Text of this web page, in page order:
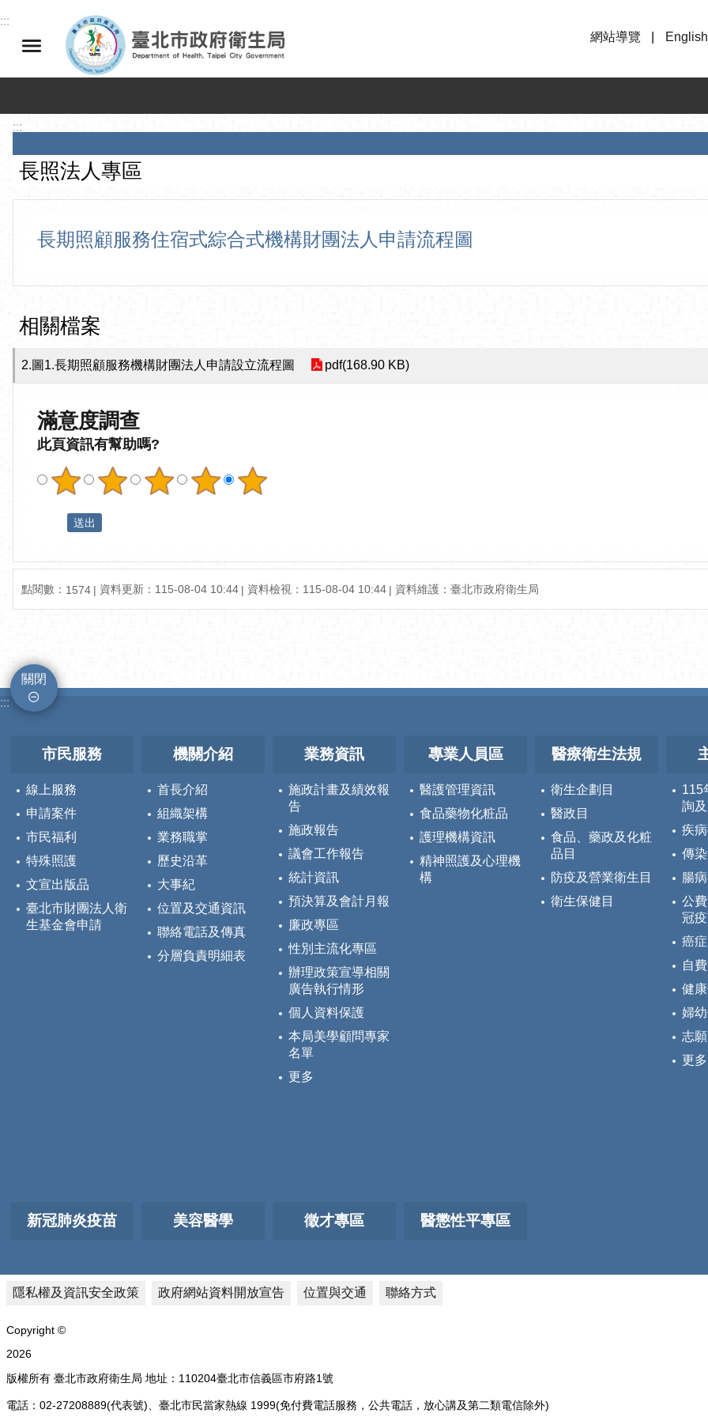
跳到主要內容區塊
:::
網站導覽
English
:::
長照法人專區
長期照顧服務住宿式綜合式機構財團法人申請流程圖
相關檔案
2.圖1.長期照顧服務機構財團法人申請設立流程圖 pdf(168.90 KB)
滿意度調查
此頁資訊有幫助嗎?
點閱數： 1574 資料更新：115-08-04 10:44 資料檢視：115-08-04 10:44 資料維護：臺北市政府衛生局
關閉
:::
市民服務
線上服務
申請案件
市民福利
特殊照護
文宣出版品
臺北市財團法人衛
生基金會申請
機關介紹
首長介紹
組織架構
業務職掌
歷史沿革
大事紀
位置及交通資訊
聯絡電話及傳真
分層負責明細表
業務資訊
施政計畫及績效報
告
施政報告
議會工作報告
統計資訊
預決算及會計月報
廉政專區
性別主流化專區
辦理政策宣導相關
廣告執行情形
個人資料保護
本局美學顧問專家
名單
更多
專業人員區
醫護管理資訊
食品藥物化粧品
護理機構資訊
精神照護及心理機
構
醫療衛生法規
衛生企劃目
醫政目
食品、藥政及化粧
品目
防疫及營業衛生目
衛生保健目
115
詢
疾
傳
腸
公
冠
癌
自
健
婦
志
更多
新冠肺炎疫苗 美容醫學 徵才專區 醫懲性平專區
隱私權及資訊安全政策 政府網站資料開放宣告 位置與交通 聯絡方式
Copyright ©
2026
版權所有 臺北市政府衛生局 地址：110204臺北市信義區市府路1號
電話：02-27208889(代表號)、臺北市民當家熱線 1999(免付費電話服務，公共電話，放心講及第二類電信除外)